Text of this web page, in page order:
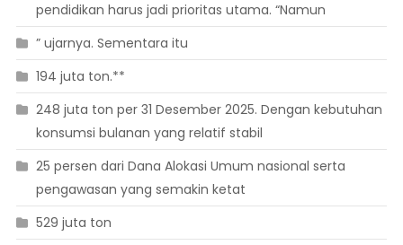
pendidikan harus jadi prioritas utama. “Namun
” ujarnya. Sementara itu
194 juta ton.**
248 juta ton per 31 Desember 2025. Dengan kebutuhan
konsumsi bulanan yang relatif stabil
25 persen dari Dana Alokasi Umum nasional serta
pengawasan yang semakin ketat
529 juta ton